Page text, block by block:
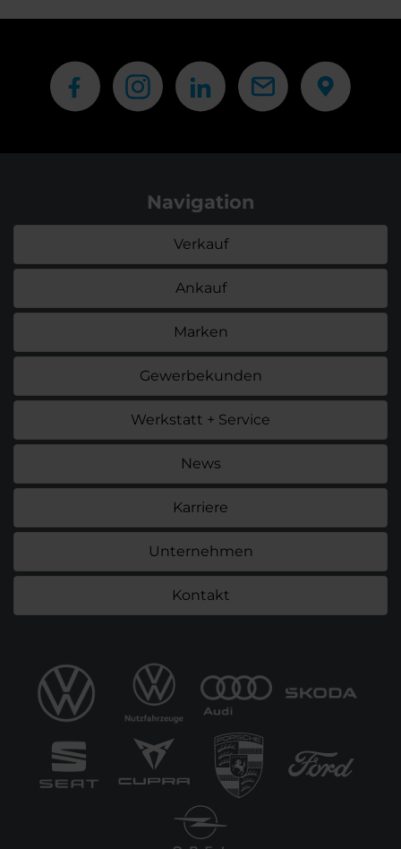
Navigation
Verkauf
Ankauf
Marken
Gewerbekunden
Werkstatt + Service
News
Karriere
Unternehmen
Kontakt